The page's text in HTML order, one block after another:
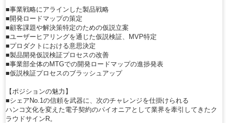
■事業戦略にアラインした製品戦略
■開発ロードマップの策定
■顧客課題や解決策特定のための仮説立案
■ユーザーヒアリングを通じた仮説検証、MVP特定
■プロダクトにおける意思決定
■製品開発仮説検証プロセスの改善
■事業部全体のMTGでの開発ロードマップの進捗発表
■仮説検証プロセスのブラッシュアップ
【ポジションの魅力】
■シェアNo.1の信頼を武器に、次のチャレンジを仕掛けられる
ハンコ文化を変えた電子契約のパイオニアとして業界を牽引してきたク
ラウドサインR。